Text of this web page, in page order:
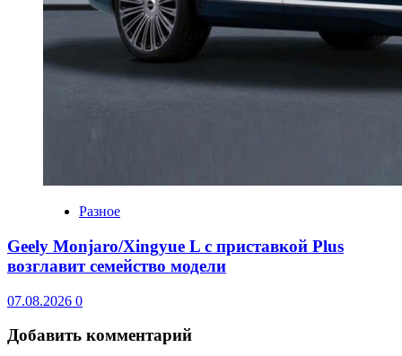
Разное
Geely Monjaro/Xingyue L с приставкой Plus
возглавит семейство модели
07.08.2026 0
Добавить комментарий